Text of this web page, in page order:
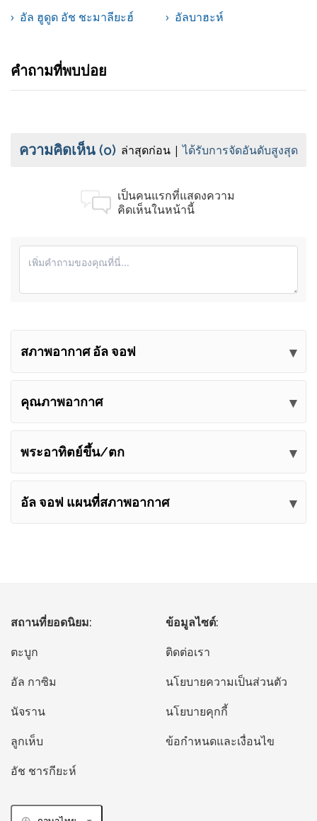
อัล ฮูดูด อัช ชะมาลียะฮ์
อัลบาฮะห์
คำถามที่พบบ่อย
ความคิดเห็น (0) ล่าสุดก่อน ได้รับการจัดอันดับสูงสุด
เป็นคนแรกที่แสดงความ
คิดเห็นในหน้านี้
สภาพอากาศ อัล จอฟ
คุณภาพอากาศ
พระอาทิตย์ขึ้น/ตก
อัล จอฟ แผนที่สภาพอากาศ
สถานที่ยอดนิยม:
ตะบูก
อัล กาซิม
นัจราน
ลูกเห็บ
อัช ชารกียะห์
ข้อมูลไซต์:
ติดต่อเรา
นโยบายความเป็นส่วนตัว
นโยบายคุกกี้
ข้อกำหนดและเงื่อนไข